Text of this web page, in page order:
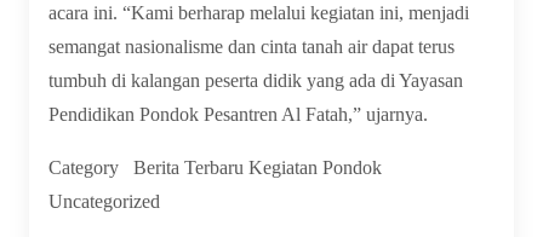
acara ini. “Kami berharap melalui kegiatan ini, menjadi
semangat nasionalisme dan cinta tanah air dapat terus
tumbuh di kalangan peserta didik yang ada di Yayasan
Pendidikan Pondok Pesantren Al Fatah,” ujarnya.
Category Berita Terbaru Kegiatan Pondok
Uncategorized